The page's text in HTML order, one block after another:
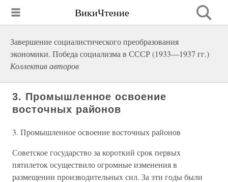
ВикиЧтение
Завершение социалистического преобразования
экономики. Победа социализма в СССР (1933—1937 гг.)
Коллектив авторов
3. Промышленное освоение
восточных районов
3. Промышленное освоение восточных районов
Советское государство за короткий срок первых
пятилеток осуществило огромные изменения в
размещении производительных сил. За эти годы были